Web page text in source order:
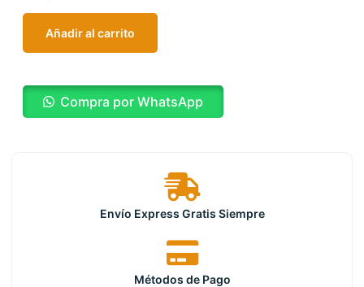
Añadir al carrito
Compra por WhatsApp
Envío Express Gratis Siempre
Métodos de Pago